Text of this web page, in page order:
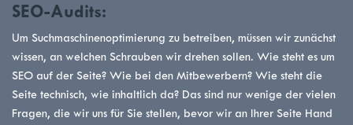
SEO-Audits:
Um Suchmaschinenoptimierung zu betreiben, müssen wir zunächst
wissen, an welchen Schrauben wir drehen sollen. Wie steht es um
SEO auf der Seite? Wie bei den Mitbewerbern? Wie steht die
Seite technisch, wie inhaltlich da? Das sind nur wenige der vielen
Fragen, die wir uns für Sie stellen, bevor wir an Ihrer Seite Hand